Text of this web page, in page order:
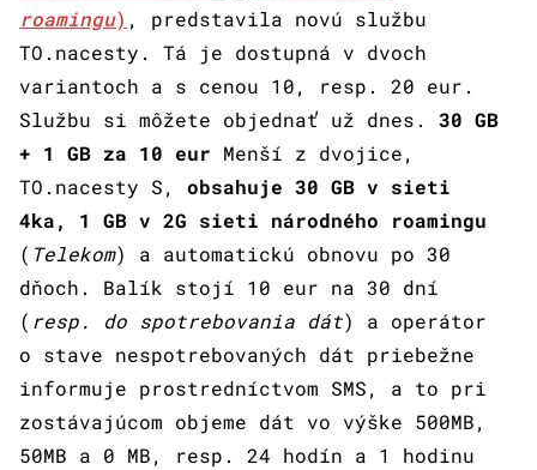
roamingu) , predstavila novú službu
TO.nacesty. Tá je dostupná v dvoch
variantoch a s cenou 10, resp. 20 eur.
Službu si môžete objednať už dnes. 30 GB
+ 1 GB za 10 eur Menší z dvojice,
TO.nacesty S,
obsahuje 30 GB v sieti
4ka, 1 GB v 2G sieti národného roamingu
( Telekom) a automatickú obnovu po 30
dňoch. Balík stojí 10 eur na 30 dní
( resp. do spotrebovania dát) a operátor
o stave nespotrebovaných dát priebežne
informuje prostredníctvom SMS, a to pri
zostávajúcom objeme dát vo výške 500MB,
50MB a 0 MB, resp. 24 hodín a 1 hodinu